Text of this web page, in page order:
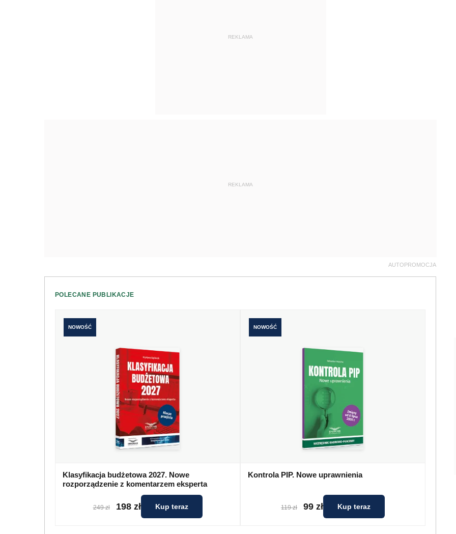
REKLAMA
REKLAMA
AUTOPROMOCJA
POLECANE PUBLIKACJE
NOWOŚĆ
Klasyfikacja budżetowa 2027. Nowe
rozporządzenie z komentarzem eksperta
249 zł 198 zł Kup teraz
NOWOŚĆ
Kontrola PIP. Nowe uprawnienia
119 zł 99 zł Kup teraz